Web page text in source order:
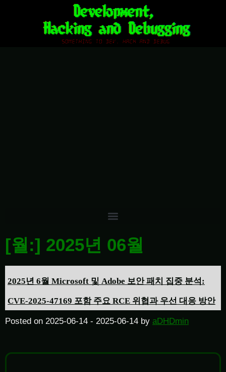
[월:] 2025년 06월
2025년 6월 Microsoft 및 Adobe 보안 패치 집중 분석:
CVE-2025-47169 포함 주요 RCE 위협과 우선 대응 방안
Posted on 2025-06-14 - 2025-06-14 by aDHDmin